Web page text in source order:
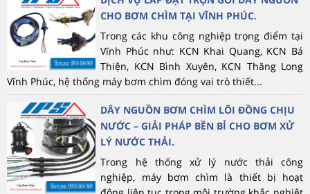
CHO BƠM CHÌM TẠI VĨNH PHÚC.
Trong các khu công nghiệp trọng điểm tại
Vĩnh Phúc như: KCN Khai Quang, KCN Bá
Thiện, KCN Bình Xuyên, KCN Thăng Long
Vĩnh Phúc, hệ thống máy bơm chìm đóng vai trò thiết...
DÂY NGUỒN BƠM CHÌM LÕI ĐỒNG CHỊU
NƯỚC – GIẢI PHÁP BỀN BỈ CHO BƠM XỬ
LÝ NƯỚC THẢI.
Trong hệ thống xử lý nước thải công
nghiệp, máy bơm chìm là thiết bị hoạt